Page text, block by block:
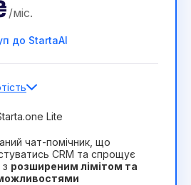
/міс.
до StartaAI
25%) Вигідний
Lite
чат-помічник, що
CRM та спрощує
розширеним лімітом та